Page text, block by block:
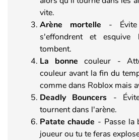
vite.
Arène mortelle -
s'effondrent et esquive
tombent.
La bonne couleur -
couleur avant la fin du
comme dans Roblox mais
Deadly Bouncers -
tournent dans l'arène.
Patate chaude - Passe la
joueur ou tu te feras